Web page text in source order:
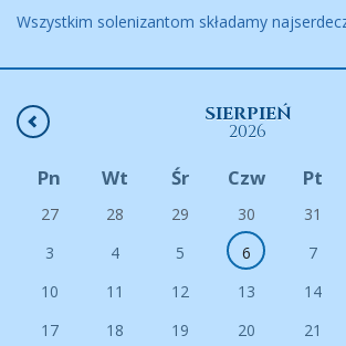
Wszystkim solenizantom składamy
SIERPIEŃ
2026
Pn Wt Śr Czw Pt
27 28 29 30 31
3
4 5 6 7
10
11 12 13 14
17
18 19 20 21